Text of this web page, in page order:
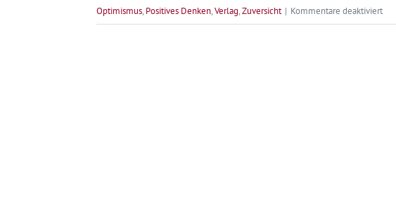
Optimismus, Positives Denken,Verlag,Zuversicht | Kommentare deaktiviertfür
Mai